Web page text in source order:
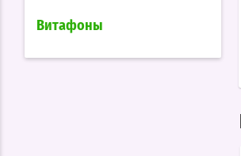
Витафоны